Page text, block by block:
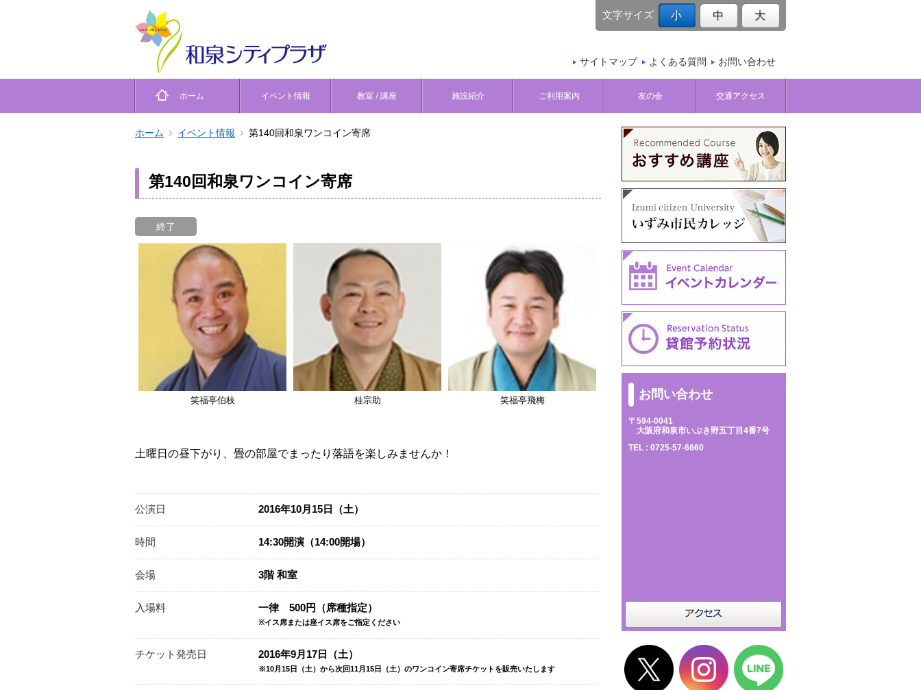
サイトマップ よくある質問 お問い合わせ
文字サイズ 小 中 大
ホーム イベント情報 教室 / 講座 施設紹介 ご利用案内 友の会 交通アクセス
ホーム イベント情報 第140回和泉ワンコイン寄席
第140回和泉ワンコイン寄席
終了
笑福亭伯枝 桂宗助 笑福亭飛梅
土曜日の昼下がり、畳の部屋でまったり落語を楽しみませんか！
公演日 2016年10月15日（土）
時間 14:30開演（14:00開場）
会場 3階 和室
入場料 一律 500円（席種指定）
※イス席または座イス席をご指定ください
チケット発売日 2016年9月17日（土）
※10月15日（土）から次回11月15日（土）のワンコイン寄席チケットを販売いたします
お問い合わせ
〒594-0041
大阪府和泉市いぶき野五丁目4番7号
TEL : 0725-57-6660